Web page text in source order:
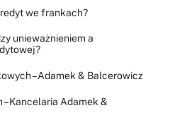
we frankach?
unieważnieniem a
– Adamek & Balcerowicz
Kancelaria Adamek &